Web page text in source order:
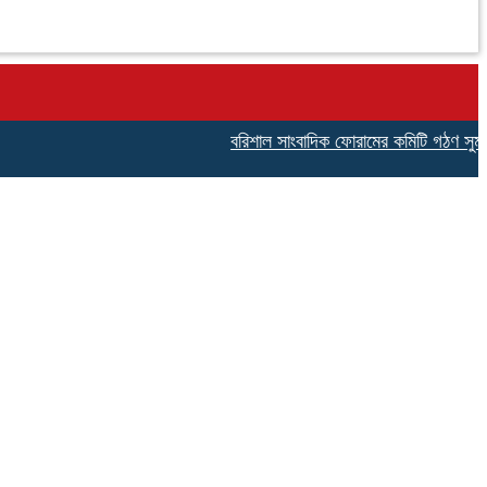
বরিশাল সাংবাদিক ফোরামের কমিটি গঠণ সুমন